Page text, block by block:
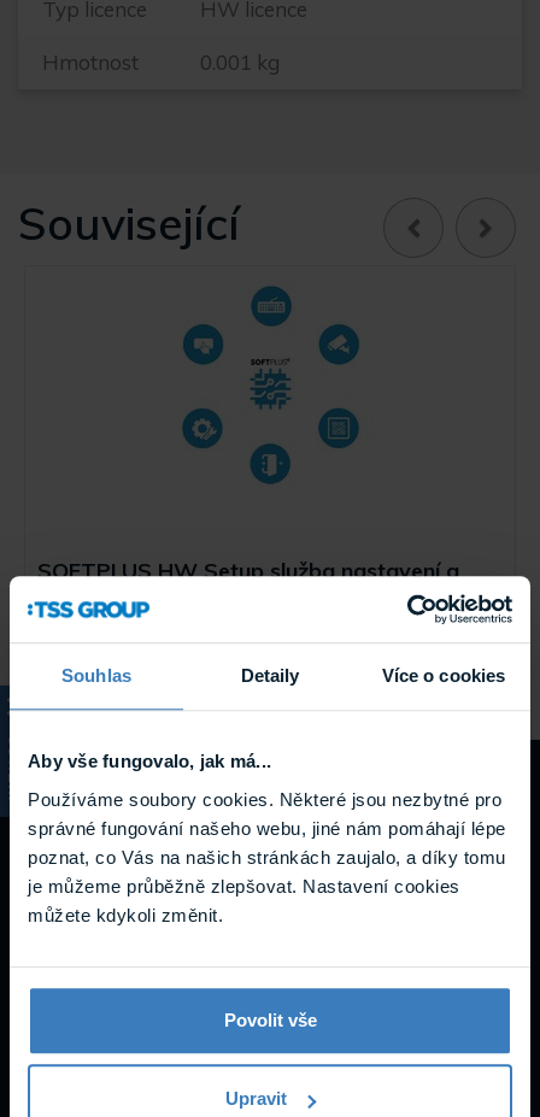
Souhlas Detaily Více o cookies
Aby vše fungovalo, jak má...
Používáme soubory cookies. Některé jsou nezbytné pro
správné fungování našeho webu, jiné nám pomáhají lépe
poznat, co Vás na našich stránkách zaujalo, a díky tomu
je můžeme průběžně zlepšovat. Nastavení cookies
můžete kdykoli změnit.
Povolit vše
Upravit
KATALOG
Typ licence HW licence
Hmotnost 0.001 kg
Související
SOFTPLUS HW Setup služba nastavení a
Služba nastavení a inicializace hardwaru na dálku, zahrnuje
konfiguraci softwarového nastavení hardwaru v systému ...
SOFTPLUS HW Setup
Návody a
podpora
Datasheety